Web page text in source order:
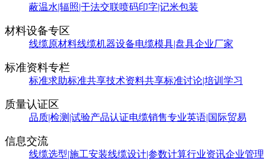
蔽温水|辐照|干法交联喷码印字|记米包装
材料设备专区
线缆原材料线缆机器设备电缆模具|盘具企业厂家
标准资料专栏
标准求助标准共享技术资料共享标准讨论|培训学习
质量认证区
品质|检测|试验产品认证电缆销售专业英语|国际贸易
信息交流
线缆选型|施工安装线缆设计|参数计算行业资讯企业管理